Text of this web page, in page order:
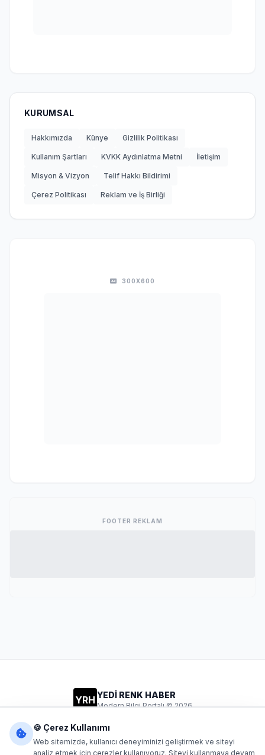
KURUMSAL
Hakkımızda Künye Gizlilik Politikası
Kullanım Şartları KVKK Aydınlatma Metni İletişim
Misyon & Vizyon Telif Hakkı Bildirimi
Çerez Politikası Reklam ve İş Birliği
300X600
FOOTER REKLAM
YRH YEDİ RENK HABER
Modern Bilgi Portalı © 2026
🍪 Çerez Kullanımı
Web sitemizde, kullanıcı deneyiminizi geliştirmek ve siteyi
analiz etmek için çerezler kullanıyoruz. Siteyi kullanmaya devam